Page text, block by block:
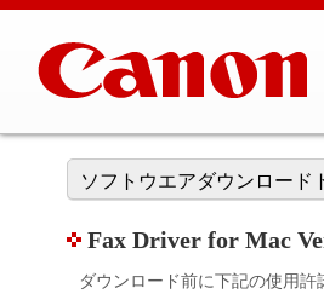
ソフトウエアダウンロード
Fax Driver for Mac
ダウンロード前に下記の使用